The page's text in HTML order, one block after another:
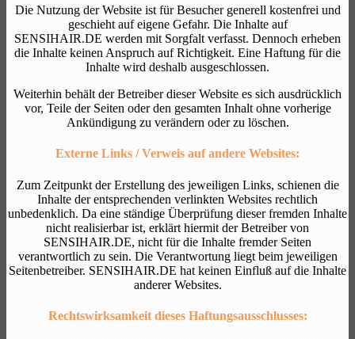
Die Nutzung der Website ist für Besucher generell kostenfrei und
geschieht auf eigene Gefahr. Die Inhalte auf
SENSIHAIR.DE werden mit Sorgfalt verfasst. Dennoch erheben
die Inhalte keinen Anspruch auf Richtigkeit. Eine Haftung für die
Inhalte wird deshalb ausgeschlossen.
Weiterhin behält der Betreiber dieser Website es sich ausdrücklich
vor, Teile der Seiten oder den gesamten Inhalt ohne vorherige
Ankündigung zu verändern oder zu löschen.
Externe Links / Verweis auf andere Websites:
Zum Zeitpunkt der Erstellung des jeweiligen Links, schienen die
Inhalte der entsprechenden verlinkten Websites rechtlich
unbedenklich. Da eine ständige Überprüfung dieser fremden Inhalte
nicht realisierbar ist, erklärt hiermit der Betreiber von
SENSIHAIR.DE, nicht für die Inhalte fremder Seiten
verantwortlich zu sein. Die Verantwortung liegt beim jeweiligen
Seitenbetreiber. SENSIHAIR.DE hat keinen Einfluß auf die Inhalte
anderer Websites.
Rechtswirksamkeit dieses Haftungsausschlusses: